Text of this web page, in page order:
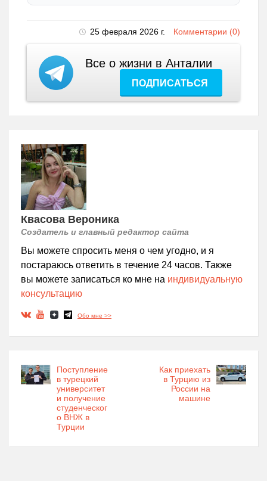
25 февраля 2026 г. Комментарии (0)
Все о жизни в Анталии
ПОДПИСАТЬСЯ
Квасова Вероника
Создатель и главный редактор сайта
Вы можете спросить меня о чем угодно, и я
постараюсь ответить в течение 24 часов. Также
вы можете записаться ко мне на индивидуальную
консультацию
Обо мне >>
Поступление
в турецкий
университет
и получение
студенческог
о ВНЖ в
Турции
Как приехать
в Турцию из
России на
машине